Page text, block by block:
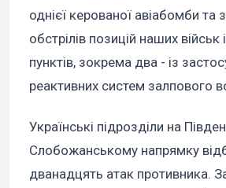
однієї керованої авіабомби та
обстрілів позицій наших військ
пунктів, зокрема два - із
реактивних систем залпового
Українські підрозділи на
Слобожанському напрямку
дванадцять атак противника.